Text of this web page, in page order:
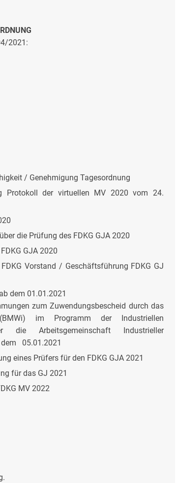
2021:
/ Genehmigung Tagesordnung
Protokoll der virtuellen MV 2020 vom 24.
die Prüfung des FDKG GJA 2020
GJA 2020
Vorstand / Geschäftsführung FDKG GJ
dem 01.01.2021
zum Zuwendungsbescheid durch das
im Programm der Industriellen
die Arbeitsgemeinschaft Industrieller
dem 05.01.2021
eines Prüfers für den FDKG GJA 2021
für das GJ 2021
MV 2022